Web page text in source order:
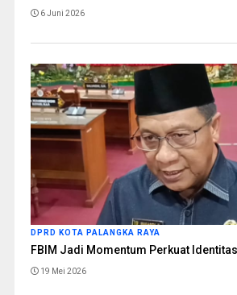
6 Juni 2026
DPRD KOTA PALANGKA RAYA
FBIM Jadi Momentum Perkuat
19 Mei 2026